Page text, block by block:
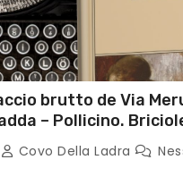
brutto de Via
– Pollicino.
Covo Della Ladra